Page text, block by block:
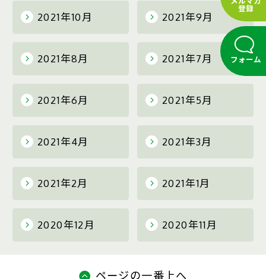
登録
フォーム
2021年10月 2021年9月
2021年8月 2021年7月
2021年6月 2021年5月
2021年4月 2021年3月
2021年2月 2021年1月
2020年12月 2020年11月
ページの一番上へ